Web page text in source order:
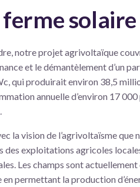
notre projet agrivoltaïque
et le démantèlement d’un
qui produirait environ 38,5
annuelle d’environ 17
la vision de l’agrivoltaïsme que
des exploitations agricoles
Les champs sont
permettant la production